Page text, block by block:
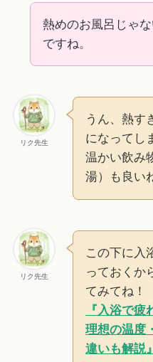
熱めのお風呂じゃ
ですね。
リク先生
うん、熱す
になってし
温かい飲み
湯）も良い
リク先生
この下に入
っておくか
てみてね！
『入浴で疲
理想の温度
違いも解説』